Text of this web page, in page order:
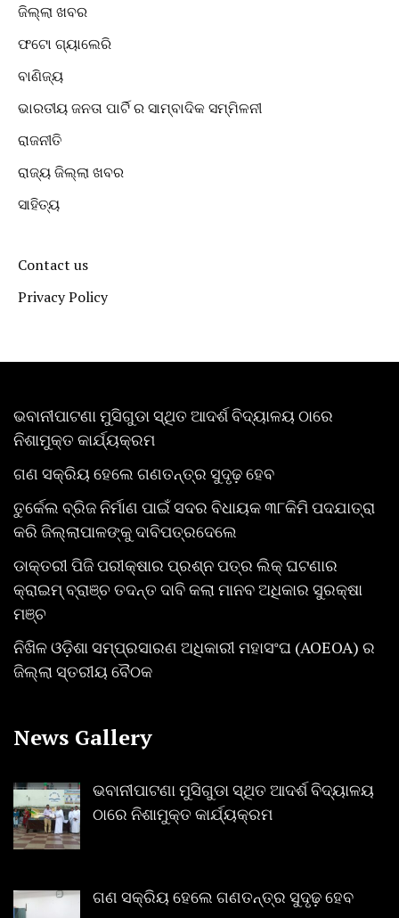
ଜିଲ୍ଲା ଖବର
ଫଟୋ ଗ୍ୟାଲେରି
ବାଣିଜ୍ୟ
ଭାରତୀୟ ଜନତା ପାର୍ଟି ର ସାମ୍ବାଦିକ ସମ୍ମିଳନୀ
ରାଜନୀତି
ରାଜ୍ୟ ଜିଲ୍ଲା ଖବର
ସାହିତ୍ୟ
Contact us
Privacy Policy
ଭବାନୀପାଟଣା ମୁସିଗୁଡା ସ୍ଥିତ ଆଦର୍ଶ ବିଦ୍ୟାଳୟ ଠାରେ
ନିଶାମୁକ୍ତ କାର୍ଯ୍ୟକ୍ରମ
ଗଣ ସକ୍ରିୟ ହେଲେ ଗଣତନ୍ତ୍ର ସୁଦୃଢ଼ ହେବ
ତୁର୍କେଲ ବ୍ରିଜ ନିର୍ମାଣ ପାଇଁ ସଦର ବିଧାୟକ ୩୮କିମି ପଦଯାତ୍ରା
କରି ଜିଲ୍ଲାପାଳଙ୍କୁ ଦାବିପତ୍ରଦେଲେ
ଡାକ୍ତରୀ ପିଜି ପରୀକ୍ଷାର ପ୍ରଶ୍ନ ପତ୍ର ଲିକ୍ ଘଟଣାର
କ୍ରାଇମ୍ ବ୍ରାଞ୍ଚ ତଦନ୍ତ ଦାବି କଲା ମାନବ ଅଧିକାର ସୁରକ୍ଷା
ମଞ୍ଚ
ନିଖିଳ ଓଡ଼ିଶା ସମ୍ପ୍ରସାରଣ ଅଧିକାରୀ ମହାସଂଘ (AOEOA) ର
ଜିଲ୍ଲା ସ୍ତରୀୟ ବୈଠକ
News Gallery
ଭବାନୀପାଟଣା ମୁସିଗୁଡା ସ୍ଥିତ ଆଦର୍ଶ ବିଦ୍ୟାଳୟ
ଠାରେ ନିଶାମୁକ୍ତ କାର୍ଯ୍ୟକ୍ରମ
ଗଣ ସକ୍ରିୟ ହେଲେ ଗଣତନ୍ତ୍ର ସୁଦୃଢ଼ ହେବ